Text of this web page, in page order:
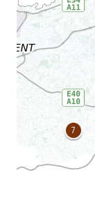
displaying
current
road
works